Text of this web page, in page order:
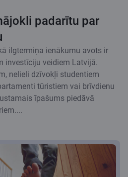
padarītu par
ilgtermiņa ienākumu avots ir
investīciju veidiem Latvijā.
nelieli dzīvokļi studentiem
tūristiem vai brīvdienu
īpašums piedāvā